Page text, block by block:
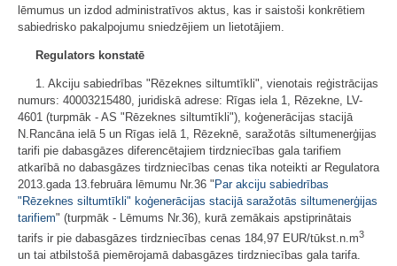
lēmumus un izdod administratīvos aktus, kas ir saistoši konkrētiem
sabiedrisko pakalpojumu sniedzējiem un lietotājiem.
Regulators konstatē
1. Akciju sabiedrības "Rēzeknes siltumtīkli", vienotais reģistrācijas
numurs: 40003215480, juridiskā adrese: Rīgas iela 1, Rēzekne, LV-
4601 (turpmāk - AS "Rēzeknes siltumtīkli"), koģenerācijas stacijā
N.Rancāna ielā 5 un Rīgas ielā 1, Rēzeknē, saražotās siltumenerģijas
tarifi pie dabasgāzes diferencētajiem tirdzniecības gala tarifiem
atkarībā no dabasgāzes tirdzniecības cenas tika noteikti ar Regulatora
2013.gada 13.februāra lēmumu Nr.36 " Par akciju sabiedrības
"Rēzeknes siltumtīkli" koģenerācijas stacijā saražotās siltumenerģijas
tarifiem" (turpmāk - Lēmums Nr.36), kurā zemākais apstiprinātais
tarifs ir pie dabasgāzes tirdzniecības cenas 184,97 EUR/tūkst.n.m3
un tai atbilstošā piemērojamā dabasgāzes tirdzniecības gala tarifa.